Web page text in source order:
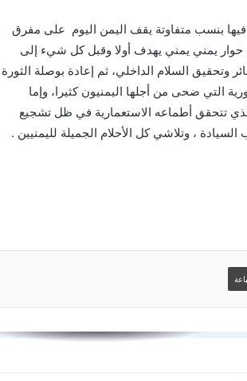
بنسب متفاوتة يقف اليمن اليوم على مفرق
حوار يمني يمني يهدف أولا وقبل كل شيء إلى
وتحقيق السلام الداخلي، ثم إعادة بوصلة الثورة
التي ضحى من أجلها اليمنيون كثيرا، وإما
تتحقق أطماعه الاستعمارية في ظل تشجيع
، وتلاشي كل الأحلام الجميلة لليمنيين .
الإسرائيلية لإسقاط حكومة سانشيز
تعلموا حب الإسلام من جبران خليل جبران
الحصار بالحصار.. قراءة في خطاب قائد
خيبة الرهان… حين ينتصر المصفقون